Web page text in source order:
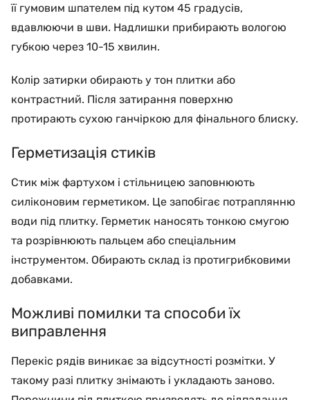
її гумовим шпателем під кутом 45 градусів,
вдавлюючи в шви. Надлишки прибирають вологою
губкою через 10-15 хвилин.
Колір затирки обирають у тон плитки або
контрастний. Після затирання поверхню
протирають сухою ганчіркою для фінального блиску.
Герметизація стиків
Стик між фартухом і стільницею заповнюють
силіконовим герметиком. Це запобігає потраплянню
води під плитку. Герметик наносять тонкою смугою
та розрівнюють пальцем або спеціальним
інструментом. Обирають склад із протигрибковими
добавками.
Можливі помилки та способи їх
виправлення
Перекіс рядів виникає за відсутності розмітки. У
такому разі плитку знімають і укладають заново.